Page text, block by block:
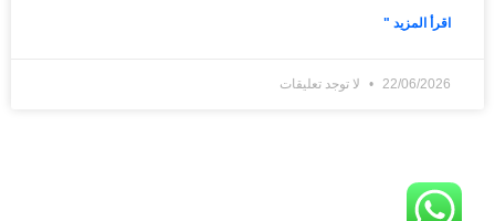
اقرأ المزيد "
22/06/2026 لا توجد تعليقات
Français